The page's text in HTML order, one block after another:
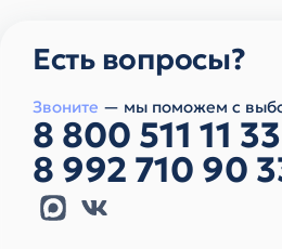
Есть вопросы?
Звоните — мы поможем с
8 800 511 11 33
8 992 710 90